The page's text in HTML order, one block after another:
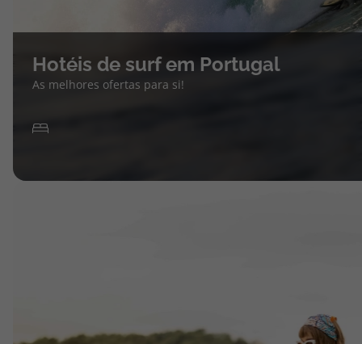
Hotéis de surf em Portugal
As melhores ofertas para si!